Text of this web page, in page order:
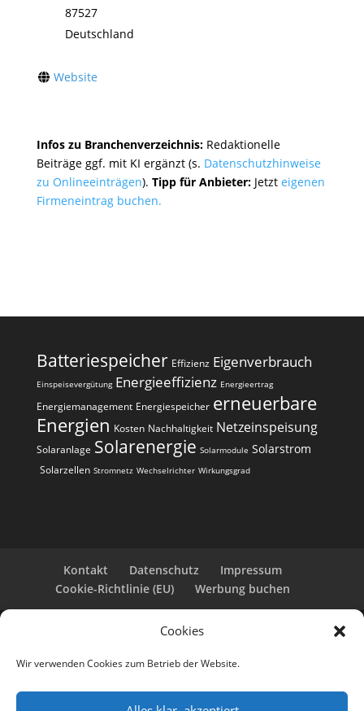
Cookies
Wir verwenden Cookies zum Betrieb der Website.
87527
Deutschland
Website
Infos zu Branchenverzeichnis: Redaktionelle
Beiträge ggf. mit KI ergänzt (s. Datenschutzhinweise
zu Onlineeinträgen). Tipp für Anbieter:Jetzt eigenen
Firmeneintrag buchen.
Batteriespeicher Effizienz Eigenverbrauch
Einspeisevergütung Energieeffizienz Energieertrag
Energiemanagement Energiespeicher erneuerbare
Energien Kosten Nachhaltigkeit Netzeinspeisung
Solaranlage Solarenergie Solarmodule Solarstrom
Solarzellen Stromnetz Wechselrichter Wirkungsgrad
Kontakt Datenschutz
Impressum
Cookie-Richtlinie (EU)
Werbung buchen
Copyright 2025-2026 | Web24 Consulting AVO UG |
Webseite mit Infos rund um PV-Anlagen und einem
Anbieterverzeichnis. Wir selbst sind kein Solarteur.
Wenn Sie bei den Werbepartnern ein Angebot